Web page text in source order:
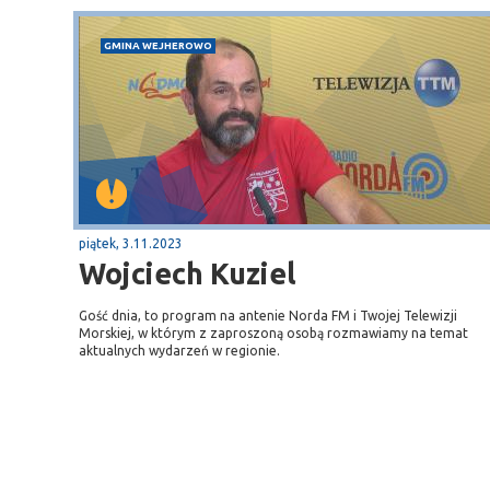
GMINA WEJHEROWO
piątek, 3.11.2023
Wojciech Kuziel
Gość dnia, to program na antenie Norda FM i Twojej Telewizji
Morskiej, w którym z zaproszoną osobą rozmawiamy na temat
aktualnych wydarzeń w regionie.